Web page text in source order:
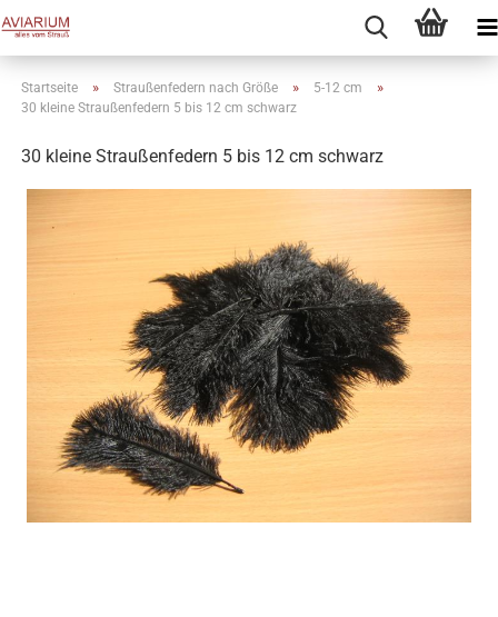
Startseite » Straußenfedern nach Größe » 5-12 cm »
30 kleine Straußenfedern 5 bis 12 cm schwarz
30 kleine Straußenfedern 5 bis 12 cm schwarz